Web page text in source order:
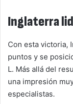
Inglaterra
Con esta victoria,
puntos y se
L. Más allá del
una impresión
especialistas.